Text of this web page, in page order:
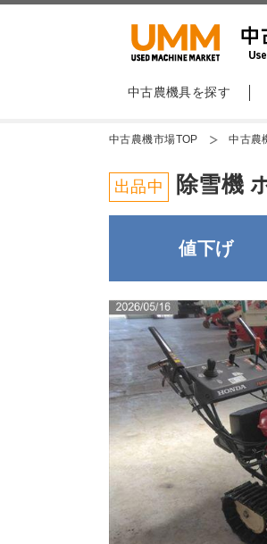
中古農機具を探す
中古農機市場TOP 中古農
出品中 除雪機
値下げ